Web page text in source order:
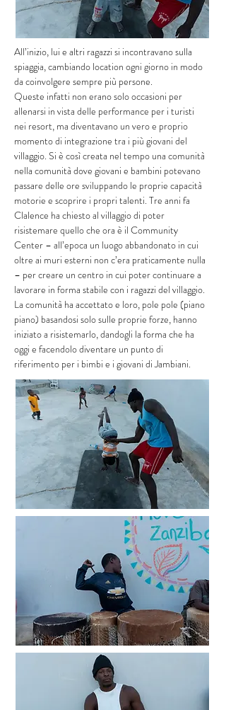
All’inizio, lui e altri ragazzi si incontravano sulla
spiaggia, cambiando location ogni giorno in modo
da coinvolgere sempre più persone.
Queste infatti non erano solo occasioni per
allenarsi in vista delle performance per i turisti
nei resort, ma diventavano un vero e proprio
momento di integrazione tra i più giovani del
villaggio. Si è così creata nel tempo una comunità
nella comunità dove giovani e bambini potevano
passare delle ore sviluppando le proprie capacità
motorie e scoprire i propri talenti. Tre anni fa
Clalence ha chiesto al villaggio di poter
risistemare quello che ora è il Community
Center – all’epoca un luogo abbandonato in cui
oltre ai muri esterni non c’era praticamente nulla
– per creare un centro in cui poter continuare a
lavorare in forma stabile con i ragazzi del villaggio.
La comunità ha accettato e loro, pole pole (piano
piano) basandosi solo sulle proprie forze, hanno
iniziato a risistemarlo, dandogli la forma che ha
oggi e facendolo diventare un punto di
riferimento per i bimbi e i giovani di Jambiani.